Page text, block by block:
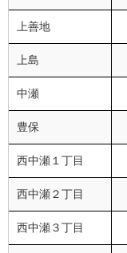
上善地
上島
中瀬
豊保
西中瀬１丁目
西中瀬２丁目
西中瀬３丁目